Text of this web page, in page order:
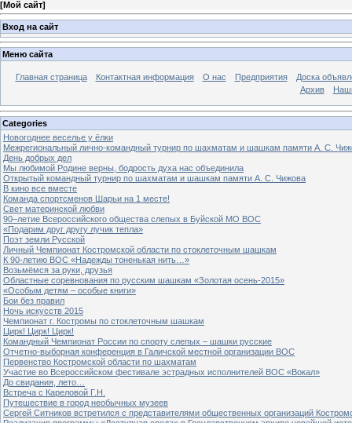
[Мой сайт]
Вход на сайт
Меню сайта
Главная страница Контактная информация О нас Предприятия
Доска
Архив
Categories
Новогоднее веселье у ёлки
Межрегиональный лично-командный турнир по шахматам и шашкам памяти А. С.
День добрых дел
Мы любимой Родине верны, бодрость духа нас объединила
Открытый командный турнир по шахматам и шашкам памяти А. С. Чижова
В кино все вместе
Команда спортсменов Шарьи на 1 месте!
Свет материнской любви
90–летие Всероссийского общества слепых в Буйской МО ВОС
«Подарим друг другу лучик тепла»
Поэт земли Русской
Личный Чемпионат Костромской области по стоклеточным шашкам
К 90-летию ВОС «Надежды тоненькая нить…»
Возьмёмся за руки, друзья
Областные соревнования по русским шашкам «Золотая осень-2015»
«Особым детям – особые книги»
Бои без правил
Ночь искусств 2015
Чемпионат г. Костромы по стоклеточным шашкам
Цирк! Цирк! Цирк!
Командный Чемпионат России по спорту слепых – шашки русские
Отчетно-выборная конференция в Галичской местной организации ВОС
Первенство Костромской области по шахматам
Участие во Всероссийском фестивале эстрадных исполнителей ВОС «Вокал»
До свидания, лето…
Встреча с Кареловой Г.Н.
Путешествие в город необычных музеев
Сергей Ситников встретился с представителями общественных организаций